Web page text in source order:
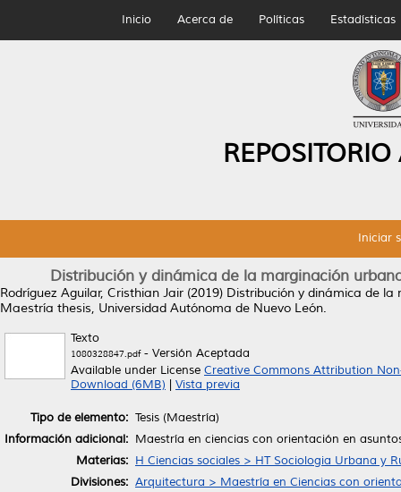
Inicio Acerca de Políticas Estadísticas
Iniciar
Distribución y dinámica de la marginación
Rodríguez Aguilar, Cristhian Jair (2019) Distribución y dinámica de la
Maestría thesis, Universidad Autónoma de Nuevo León.
Texto
1080328847.pdf- Versión Aceptada
Available under License Creative Commons Attribution
Download (6MB)
Vista previa
Tipo de elemento: Tesis (Maestría)
Información adicional: Maestría en ciencias con orientación en
Materias: H Ciencias sociales > HT Sociologia Urbana y
Divisiones: Arquitectura > Maestría en Ciencias con